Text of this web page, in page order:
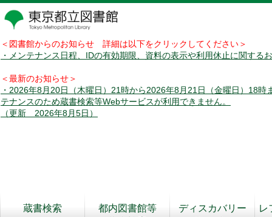
＜図書館からのお知らせ 詳細は以下をクリックしてください＞
・メンテナンス日程、IDの有効期限、資料の表示や利用休止に関する
＜最新のお知らせ＞
・2026年8月20日（木曜日）21時から2026年8月21日（金曜日）18時
テナンスのため蔵書検索等Webサービスが利用できません。
（更新 2026年8月5日）
蔵書検索
都内図書館等
ディスカバリー
レ